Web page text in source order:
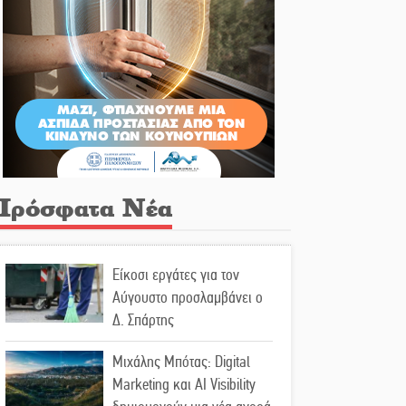
Νέα
Είκοσι εργάτες για τον
Αύγουστο προσλαμβάνει ο
Δ. Σπάρτης
Μιχάλης Μπότας: Digital
Marketing και AI Visibility